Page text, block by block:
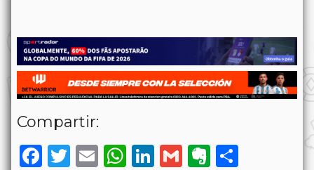
Compartir:
Facebook
Twitter
EmailWhatsApp
LinkedIn
GmailEvernote